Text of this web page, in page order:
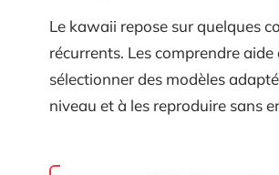
Le kawaii repose sur quelques
récurrents. Les comprendre aide
sélectionner des modèles
niveau et à les reproduire sans